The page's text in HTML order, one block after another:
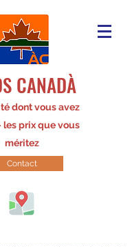
CANADÀ
dont vous avez
les prix que vous
méritez
Contact